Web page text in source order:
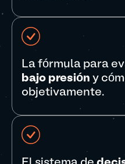
La fórmula para
bajo presión y
objetivamente.